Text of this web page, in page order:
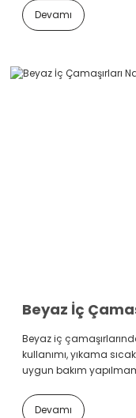
Devamı
Beyaz iç
kullanımı, yıkama
uygun bakım
Devamı